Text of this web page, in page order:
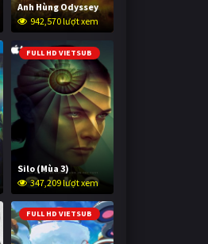
Anh Hùng Odyssey
942,570 lượt xem
FULL HD VIETSUB
Silo (Mùa 3)
347,209 lượt xem
FULL HD VIETSUB